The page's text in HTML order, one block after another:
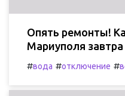
Опять ремонты!
Мариуполя
#вода #отключение #